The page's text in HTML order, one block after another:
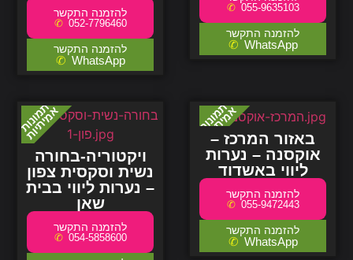
052-7796460
WhatsApp
055-9635103
WhatsApp
ויקטוריה-בחורה
נשית וסקסית צפון
– נערות ליווי בבית
שאן
054-5858600
באזור המרכז –
אוקסנה – נערות
ליווי באשדוד
055-9472443
WhatsApp